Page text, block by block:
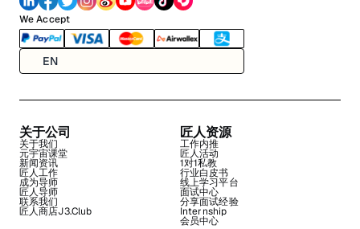
We Accept
EN
关于公司
关于我们
元宇宙课堂
新闻资讯
匠人工作
成为导师
匠人导师
联系我们
匠人商店J3.Club
匠人资源
工作内推
匠人活动
1对1私教
行业白皮书
线上学习平台
面试中心
分享面试经验
Internship
会员中心